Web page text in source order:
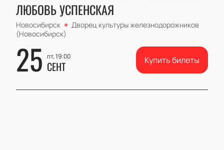
ЛЮБОВЬ УСПЕНСКАЯ
Новосибирск
Дворец культуры железнодорожников
(Новосибирск)
25 пт, 19:00
СЕНТ Купить билеты